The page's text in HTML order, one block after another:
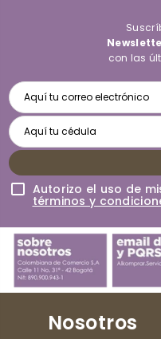
con las
Autorizo el uso de
términos y
Nosotros